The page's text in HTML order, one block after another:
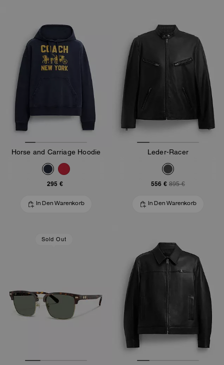
Horse and Carriage Hoodie
295 €
In Den Warenkorb
Leder-Racer
556 € 895 €
In Den Warenkorb
Sold Out